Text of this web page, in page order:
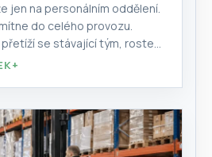
jen na personálním oddělení.
do celého provozu.
přetíží se stávající tým, roste
+